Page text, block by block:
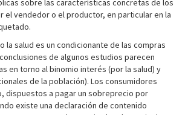
sobre las características concretas de los
el vendedor o el productor, en particular en la
la salud es un condicionante de las compras
de algunos estudios parecen
en torno al binomio interés (por la salud) y
de la población). Los consumidores
dispuestos a pagar un sobreprecio por
existe una declaración de contenido